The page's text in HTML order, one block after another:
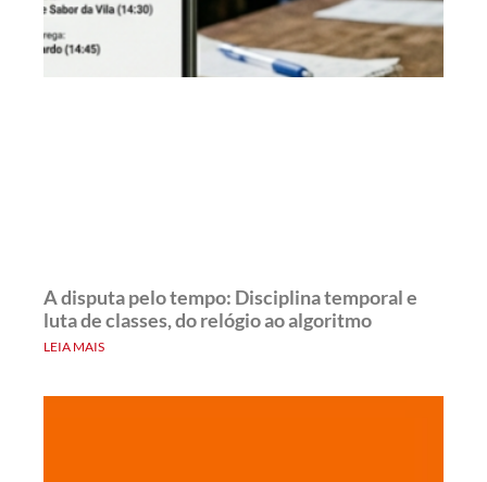
A disputa pelo tempo: Disciplina temporal e
luta de classes, do relógio ao algoritmo
LEIA MAIS